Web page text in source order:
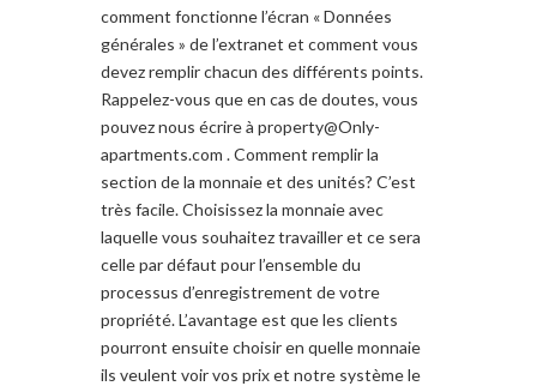
comment fonctionne l’écran « Données
générales » de l’extranet et comment vous
devez remplir chacun des différents points.
Rappelez-vous que en cas de doutes, vous
pouvez nous écrire à property@Only-
apartments.com . Comment remplir la
section de la monnaie et des unités? C’est
très facile. Choisissez la monnaie avec
laquelle vous souhaitez travailler et ce sera
celle par défaut pour l’ensemble du
processus d’enregistrement de votre
propriété. L’avantage est que les clients
pourront ensuite choisir en quelle monnaie
ils veulent voir vos prix et notre système le